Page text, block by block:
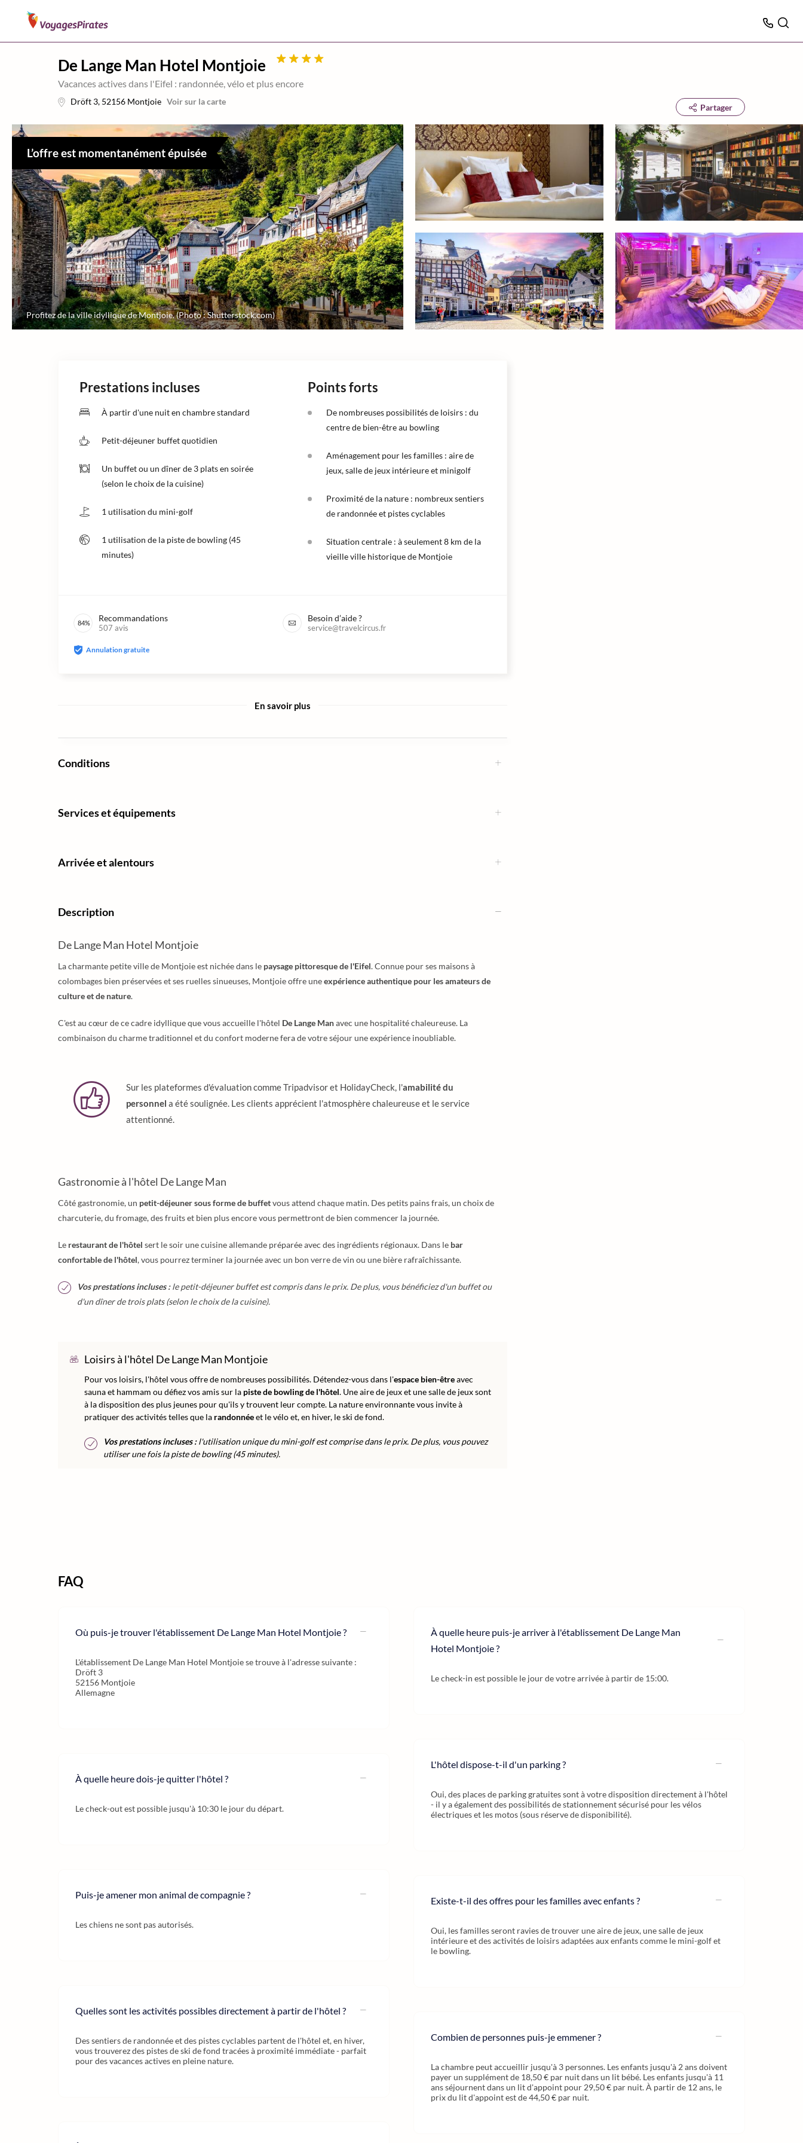
De Lange Man Hotel Montjoie
Vacances actives dans l'Eifel : randonnée, vélo et plus encore
Dröft 3, 52156 Montjoie Voir sur la carte
Partager
L’offre est momentanément épuisée
Profitez de la ville idyllique de Montjoie. (Photo : Shutterstock.com)
Prestations incluses
À partir d'une nuit en chambre standard
Petit-déjeuner buffet quotidien
Un buffet ou un dîner de 3 plats en soirée
(selon le choix de la cuisine)
1 utilisation du mini-golf
1 utilisation de la piste de bowling (45
minutes)
Points forts
De nombreuses possibilités de loisirs : du
centre de bien-être au bowling
Aménagement pour les familles : aire de
jeux, salle de jeux intérieure et minigolf
Proximité de la nature : nombreux sentiers
de randonnée et pistes cyclables
Situation centrale : à seulement 8 km de la
vieille ville historique de Montjoie
84% Recommandations
507 avis
Besoin d’aide ?
service@travelcircus.fr
Annulation gratuite
En savoir plus
Conditions
Services et équipements
Arrivée et alentours
Description
De Lange Man Hotel Montjoie
La charmante petite ville de Montjoie est nichée dans le paysage pittoresque de l'Eifel. Connue pour ses maisons à
colombages bien préservées et ses ruelles sinueuses, Montjoie offre uneexpérience authentique pour les amateurs de
culture et de nature.
C'est au cœur de ce cadre idyllique que vous accueille l'hôtel De Lange Manavec une hospitalité chaleureuse. La
combinaison du charme traditionnel et du confort moderne fera de votre séjour une expérience inoubliable.
Sur les plateformes d'évaluation comme Tripadvisor et HolidayCheck, l'amabilité du
personnel a été soulignée. Les clients apprécient l'atmosphère chaleureuse et le service
attentionné.
Gastronomie à l'hôtel De Lange Man
Côté gastronomie, un petit-déjeuner sous forme de buffetvous attend chaque matin. Des petits pains frais, un choix de
charcuterie, du fromage, des fruits et bien plus encore vous permettront de bien commencer la journée.
Le restaurant de l'hôtel sert le soir une cuisine allemande préparée avec des ingrédients régionaux. Dans le bar
confortable de l'hôtel, vous pourrez terminer la journée avec un bon verre de vin ou une bière rafraîchissante.
Vos prestations incluses :le petit-déjeuner buffet est compris dans le prix. De plus, vous bénéficiez d'un buffet ou
d'un dîner de trois plats (selon le choix de la cuisine).
Loisirs à l'hôtel De Lange Man Montjoie
Pour vos loisirs, l'hôtel vous offre de nombreuses possibilités. Détendez-vous dans l'espace bien-êtreavec
sauna et hammam ou défiez vos amis sur la piste de bowling de l'hôtel. Une aire de jeux et une salle de jeux sont
à la disposition des plus jeunes pour qu'ils y trouvent leur compte. La nature environnante vous invite à
pratiquer des activités telles que la randonnéeet le vélo et, en hiver, le ski de fond.
Vos prestations incluses :l'utilisation unique du mini-golf est comprise dans le prix. De plus, vous pouvez
utiliser une fois la piste de bowling (45 minutes).
FAQ
Où puis-je trouver l'établissement De Lange Man Hotel Montjoie ?
L'établissement De Lange Man Hotel Montjoie se trouve à l'adresse suivante :
Dröft 3
52156 Montjoie
Allemagne
À quelle heure dois-je quitter l'hôtel ?
Le check-out est possible jusqu'à 10:30 le jour du départ.
Puis-je amener mon animal de compagnie ?
Les chiens ne sont pas autorisés.
Quelles sont les activités possibles directement à partir de l'hôtel ?
Des sentiers de randonnée et des pistes cyclables partent de l'hôtel et, en hiver,
vous trouverez des pistes de ski de fond tracées à proximité immédiate - parfait
pour des vacances actives en pleine nature.
À quelle heure puis-je arriver à l'établissement De Lange Man
Hotel Montjoie ?
Le check-in est possible le jour de votre arrivée à partir de 15:00.
L'hôtel dispose-t-il d'un parking ?
Oui, des places de parking gratuites sont à votre disposition directement à l'hôtel
- il y a également des possibilités de stationnement sécurisé pour les vélos
électriques et les motos (sous réserve de disponibilité).
Existe-t-il des offres pour les familles avec enfants ?
Oui, les familles seront ravies de trouver une aire de jeux, une salle de jeux
intérieure et des activités de loisirs adaptées aux enfants comme le mini-golf et
le bowling.
Combien de personnes puis-je emmener ?
La chambre peut accueillir jusqu'à 3 personnes. Les enfants jusqu'à 2 ans doivent
payer un supplément de 18,50 € par nuit dans un lit bébé. Les enfants jusqu'à 11
ans séjournent dans un lit d'appoint pour 29,50 € par nuit. À partir de 12 ans, le
prix du lit d'appoint est de 44,50 € par nuit.